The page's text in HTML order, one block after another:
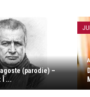
(parodie) –
Î ...